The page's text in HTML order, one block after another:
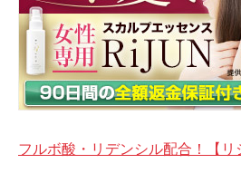
フルボ酸・リデンシル配合！【リ